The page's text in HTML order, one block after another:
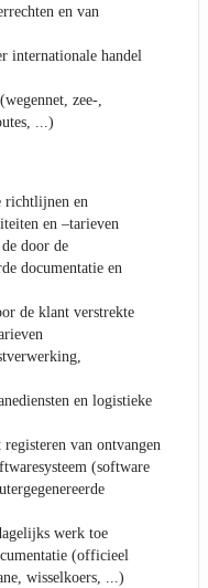
en van
internationale handel
zee-,
...)
richtlijnen en
en –tarieven
door de
documentatie en
de klant verstrekte
en logistieke
van ontvangen
(software
werk toe
(officieel
wisselkoers, ...)